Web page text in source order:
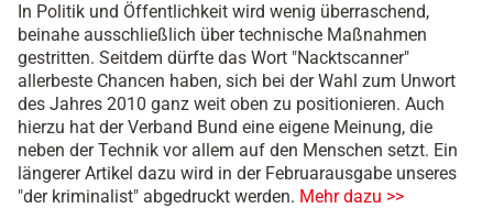
In Politik und Öffentlichkeit wird wenig überraschend,
beinahe ausschließlich über technische Maßnahmen
gestritten. Seitdem dürfte das Wort "Nacktscanner"
allerbeste Chancen haben, sich bei der Wahl zum Unwort
des Jahres 2010 ganz weit oben zu positionieren. Auch
hierzu hat der Verband Bund eine eigene Meinung, die
neben der Technik vor allem auf den Menschen setzt. Ein
längerer Artikel dazu wird in der Februarausgabe unseres
"der kriminalist" abgedruckt werden. Mehr dazu >>